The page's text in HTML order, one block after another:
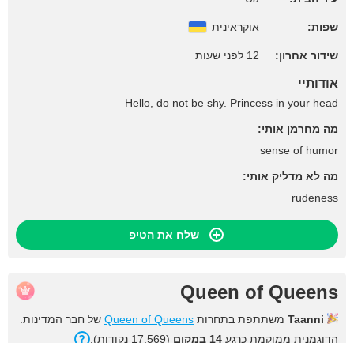
שפות: אוקראינית
שידור אחרון: 12 לפני שעות
אודותיי
Hello, do not be shy. Princess in your head
מה מחרמן אותי:
sense of humor
מה לא מדליק אותי:
rudeness
שלח את הטיפ
Queen of Queens
Taanni משתתפת בתחרות Queen of Queens של חבר המדינות.
הדוגמנית ממוקמת כרגע 14 במקום (17,569 נקודות).